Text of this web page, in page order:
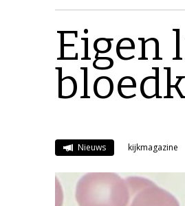
Eigen
Nieuws kijkmagazine